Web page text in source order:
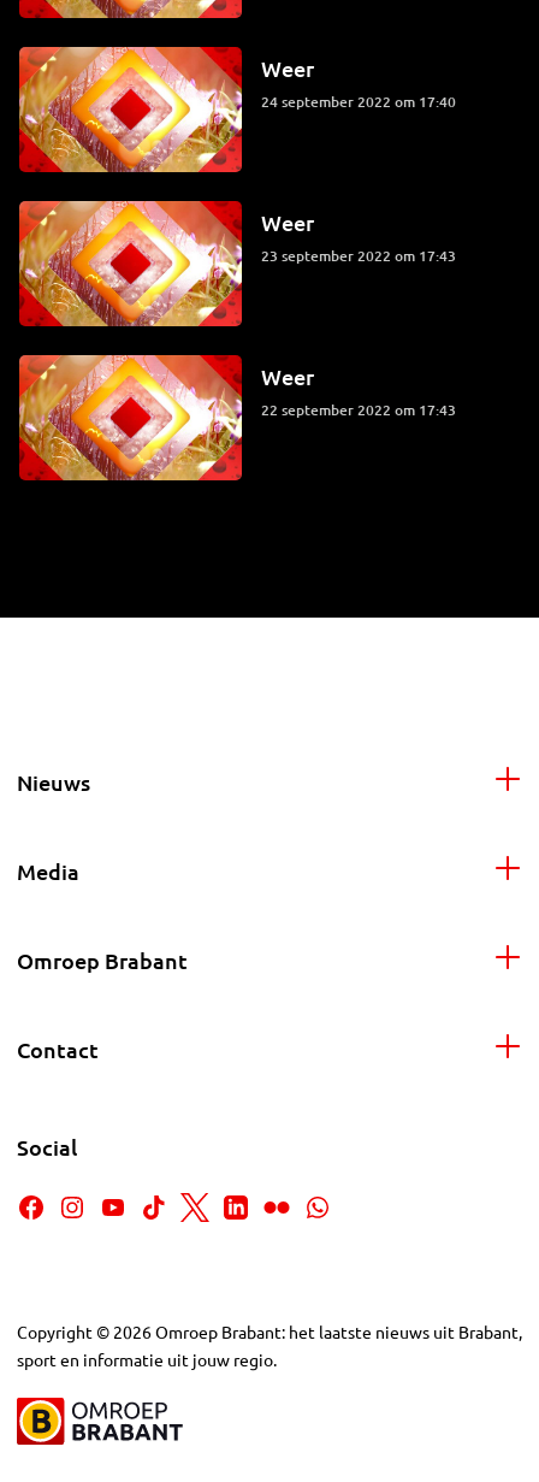
Weer
24 september 2022 om 17:40
Weer
23 september 2022 om 17:43
Weer
22 september 2022 om 17:43
Nieuws
Media
Omroep Brabant
Contact
Social
Copyright © 2026Omroep Brabant: het laatste nieuws uit Brabant,
sport en informatie uit jouw regio.